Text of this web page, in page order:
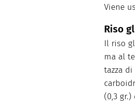
Viene
Riso
Il riso
ma al
tazza
(0,3